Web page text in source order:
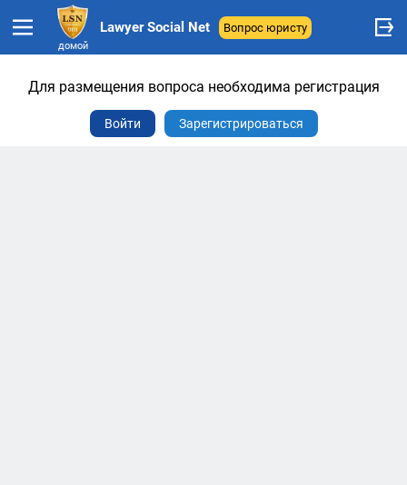
домой
Lawyer Social Net Вопрос юристу
Для размещения вопроса необходима регистрация
Войти Зарегистрироваться